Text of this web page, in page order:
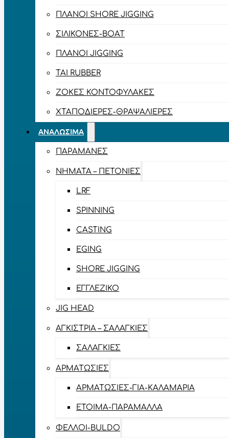
ΠΛΆΝΟΙ SHORE JIGGING
ΣΙΛΙΚΌΝΕΣ-BOAT
ΠΛΆΝΟΙ JIGGING
TAI RUBBER
ΖΌΚΕΣ ΚΟΝΤΟΦΎΛΑΚΕΣ
ΧΤΑΠΟΔΙΈΡΕΣ-ΘΡΑΨΑΛΙΈΡΕΣ
ΑΝΑΛΏΣΙΜΑ
ΠΑΡΑΜΆΝΕΣ
ΝΉΜΑΤΑ – ΠΕΤΟΝΙΈΣ
LRF
SPINNING
CASTING
EGING
SHORE JIGGING
ΕΓΓΛΈΖΙΚΟ
JIG HEAD
ΑΓΚΊΣΤΡΙΑ – ΣΑΛΑΓΚΙΈΣ
ΣΑΛΑΓΚΙΈΣ
ΑΡΜΑΤΩΣΙΈΣ
ΑΡΜΑΤΩΣΙΈΣ-ΓΙΑ-ΚΑΛΑΜΆΡΙΑ
ΈΤΟΙΜΑ-ΠΑΡΆΜΑΛΛΑ
ΦΕΛΛΟΊ-BULDO